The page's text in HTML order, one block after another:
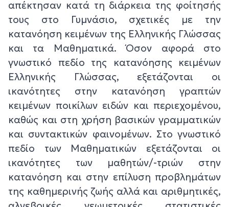
απέκτησαν κατά τη διάρκεια της φοίτησής
τους στο Γυμνάσιο, σχετικές με την
κατανόηση κειμένων της Ελληνικής Γλώσσας
και τα Μαθηματικά. Όσον αφορά στο
γνωστικό πεδίο της κατανόησης κειμένων
Ελληνικής Γλώσσας, εξετάζονται οι
ικανότητες στην κατανόηση γραπτών
κειμένων ποικίλων ειδών και περιεχομένου,
καθώς και στη χρήση βασικών γραμματικών
και συντακτικών φαινομένων. Στο γνωστικό
πεδίο των Μαθηματικών εξετάζονται οι
ικανότητες των μαθητών/-τριών στην
κατανόηση και στην επίλυση προβλημάτων
της καθημερινής ζωής αλλά και αριθμητικές,